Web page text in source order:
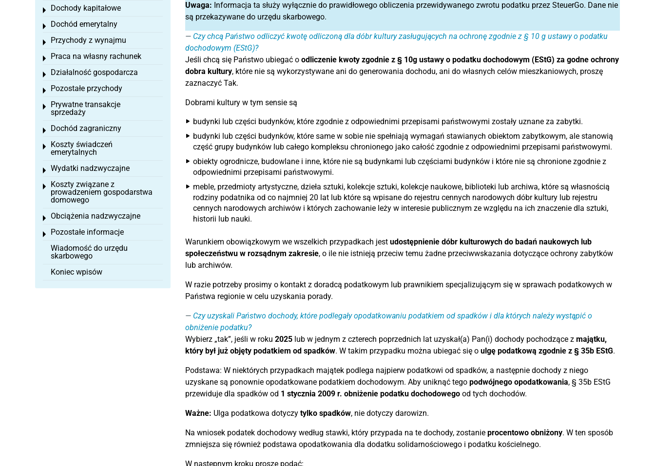
Uwaga: Informacja ta służy wyłącznie do prawidłowego obliczenia przewidywanego zwrotu podatku przez SteuerGo. Dane nie
są przekazywane do urzędu skarbowego.
Czy chcą Państwo odliczyć kwotę odliczoną dla dóbr kultury zasługujących na ochronę zgodnie z § 10 g ustawy o podatku
dochodowym (EStG)?
Jeśli chcą się Państwo ubiegać o odliczenie kwoty zgodnie z § 10g ustawy o podatku dochodowym (EStG) za godne ochrony
dobra kultury, które nie są wykorzystywane ani do generowania dochodu, ani do własnych celów mieszkaniowych, proszę
zaznaczyć Tak.
Dobrami kultury w tym sensie są
budynki lub części budynków, które zgodnie z odpowiednimi przepisami państwowymi zostały uznane za zabytki.
budynki lub części budynków, które same w sobie nie spełniają wymagań stawianych obiektom zabytkowym, ale stanowią
część grupy budynków lub całego kompleksu chronionego jako całość zgodnie z odpowiednimi przepisami państwowymi.
obiekty ogrodnicze, budowlane i inne, które nie są budynkami lub częściami budynków i które nie są chronione zgodnie z
odpowiednimi przepisami państwowymi.
meble, przedmioty artystyczne, dzieła sztuki, kolekcje sztuki, kolekcje naukowe, biblioteki lub archiwa, które są własnością
rodziny podatnika od co najmniej 20 lat lub które są wpisane do rejestru cennych narodowych dóbr kultury lub rejestru
cennych narodowych archiwów i których zachowanie leży w interesie publicznym ze względu na ich znaczenie dla sztuki,
historii lub nauki.
Warunkiem obowiązkowym we wszelkich przypadkach jest udostępnienie dóbr kulturowych do badań naukowych lub
społeczeństwu w rozsądnym zakresie, o ile nie istnieją przeciw temu żadne przeciwwskazania dotyczące ochrony zabytków
lub archiwów.
W razie potrzeby prosimy o kontakt z doradcą podatkowym lub prawnikiem specjalizującym się w sprawach podatkowych w
Państwa regionie w celu uzyskania porady.
Czy uzyskali Państwo dochody, które podlegały opodatkowaniu podatkiem od spadków i dla których należy wystąpić o
obniżenie podatku?
Wybierz „tak”, jeśli w roku 2025lub w jednym z czterech poprzednich lat uzyskał(a) Pan(i) dochody pochodzące z majątku,
który był już objęty podatkiem od spadków. W takim przypadku można ubiegać się o ulgę podatkową zgodnie z § 35b EStG.
Podstawa: W niektórych przypadkach majątek podlega najpierw podatkowi od spadków, a następnie dochody z niego
uzyskane są ponownie opodatkowane podatkiem dochodowym. Aby uniknąć tego podwójnego opodatkowania, § 35b EStG
przewiduje dla spadków od 1 stycznia 2009 r. obniżenie podatku dochodowegood tych dochodów.
Ważne: Ulga podatkowa dotyczy tylko spadków, nie dotyczy darowizn.
Na wniosek podatek dochodowy według stawki, który przypada na te dochody, zostanie procentowo obniżony. W ten sposób
zmniejsza się również podstawa opodatkowania dla dodatku solidarnościowego i podatku kościelnego.
W następnym kroku proszę podać:
Dochody kapitałowe
Toggle menu
Dochód emerytalny
Toggle menu
Przychody z wynajmu
Toggle menu
Praca na własny rachunek
Toggle menu
Działalność gospodarcza
Toggle menu
Pozostałe przychody
Toggle menu
Prywatne transakcje
sprzedaży
Toggle menu
Dochód zagraniczny
Toggle menu
Koszty świadczeń
emerytalnych
Toggle menu
Wydatki nadzwyczajne
Toggle menu
Koszty związane z
prowadzeniem gospodarstwa
domowego
Toggle menu
Obciążenia nadzwyczajne
Toggle menu
Pozostałe informacje
Toggle menu
Wiadomość do urzędu
skarbowego
Koniec wpisów